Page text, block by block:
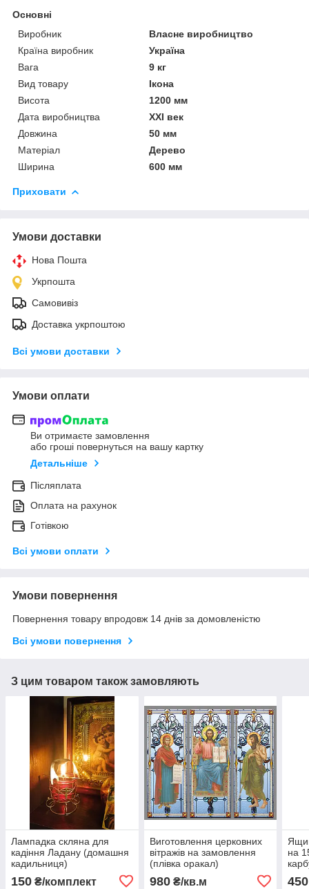
Основні
Виробник
Власне виробництво
Країна виробник
Україна
Вага
9 кг
Вид товару
Ікона
Висота
1200 мм
Дата виробництва
XXI век
Довжина
50 мм
Матеріал
Дерево
Ширина
600 мм
Приховати
Умови доставки
Нова Пошта
Укрпошта
Самовивіз
Доставка укрпоштою
Всі умови доставки
Умови оплати
Ви отримаєте замовлення
або гроші повернуться на вашу картку
Детальніше
Післяплата
Оплата на рахунок
Готівкою
Всі умови оплати
Умови повернення
Повернення товару впродовж 14 днів за домовленістю
Всі умови повернення
З цим товаром також замовляють
Лампадка скляна для
кадіння Ладану (домашня
кадильниця)
150 ₴/комплект
Виготовлення церковних
вітражів на замовлення
(плівка оракал)
980₴/кв.м
на
450